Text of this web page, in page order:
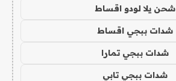
شحن يلا لودو اقساط
شدات ببجي اقساط
شدات ببجي تمارا
شدات ببجي تابي